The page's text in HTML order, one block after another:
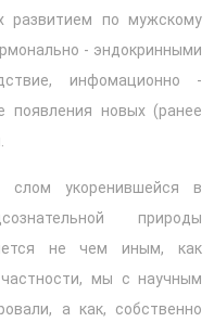
развитием по мужскому
- эндокринными
инфомационно -
появления новых (ранее
укоренившейся в
природы
не чем иным, как
мы с научным
а как, собственно